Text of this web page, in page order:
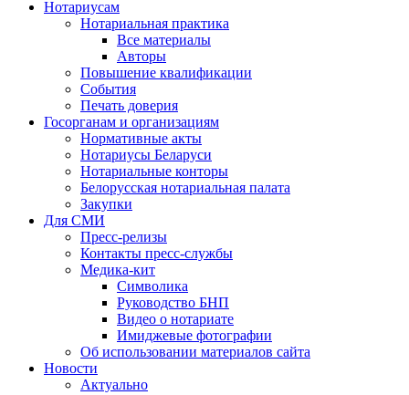
Нотариусам
Нотариальная практика
Все материалы
Авторы
Повышение квалификации
События
Печать доверия
Госорганам и организациям
Нормативные акты
Нотариусы Беларуси
Нотариальные конторы
Белорусская нотариальная палата
Закупки
Для СМИ
Пресс-релизы
Контакты пресс-службы
Медика-кит
Символика
Руководство БНП
Видео о нотариате
Имиджевые фотографии
Об использовании материалов сайта
Новости
Актуально